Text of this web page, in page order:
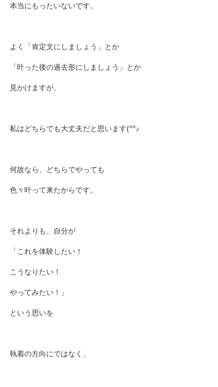
本当にもったいないです。
よく「肯定文にしましょう」とか
「叶った後の過去形にしましょう」とか
見かけますが、
私はどちらでも大丈夫だと思います(^^♪
何故なら、どちらでやっても
色々叶って来たからです。
それよりも、自分が
「これを体験したい！
こうなりたい！
やってみたい！」
という思いを
執着の方向にではなく、